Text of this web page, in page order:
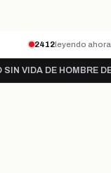
2412leyendo ahora
HOMBRE